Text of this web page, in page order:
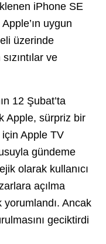
iPhone SE
uygun
üzerinde
ve
12 Şubat’ta
Apple, sürpriz bir
Apple TV
gündeme
olarak kullanıcı
açılma
yorumlandı. Ancak
geciktirdi